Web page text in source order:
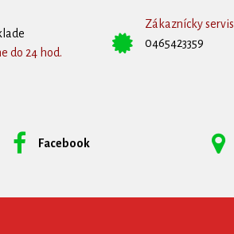
do 24 hod.
Zákaznícky servis
0465423359
Facebook